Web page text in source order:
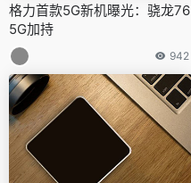
格力首款5G新机曝光：骁龙76
5G加持
942